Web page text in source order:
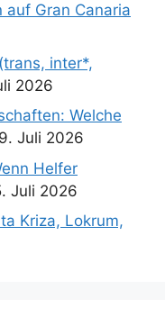
auf Gran Canaria
inter*,
2026
Welche
Juli 2026
Helfer
Juli 2026
Kriza, Lokrum,